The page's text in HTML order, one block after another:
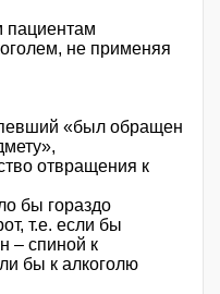
пациентам
не применяя
«был обращен
отвращения к
бы гораздо
т.е. если бы
– спиной к
бы к алкоголю